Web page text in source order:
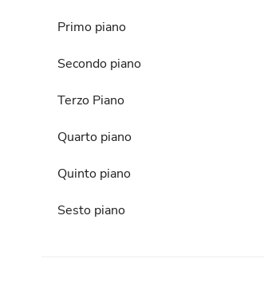
Primo piano
Secondo piano
Terzo Piano
Quarto piano
Quinto piano
Sesto piano